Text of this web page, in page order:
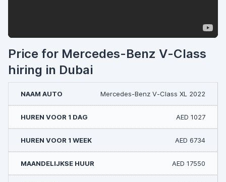
Price for Mercedes-Benz V-Class
hiring in Dubai
Mercedes-Benz V-Class XL 2022
AED 1027
AED 6734
AED 17550